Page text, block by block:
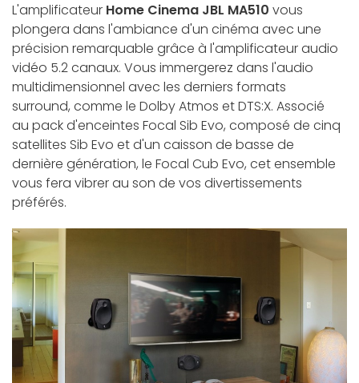
L'amplificateur Home Cinema JBL MA510 vous
plongera dans l'ambiance d'un cinéma avec une
précision remarquable grâce à l'amplificateur audio
vidéo 5.2 canaux. Vous immergerez dans l'audio
multidimensionnel avec les derniers formats
surround, comme le Dolby Atmos et DTS:X. Associé
au pack d'enceintes Focal Sib Evo, composé de cinq
satellites Sib Evo et d'un caisson de basse de
dernière génération, le Focal Cub Evo, cet ensemble
vous fera vibrer au son de vos divertissements
préférés.